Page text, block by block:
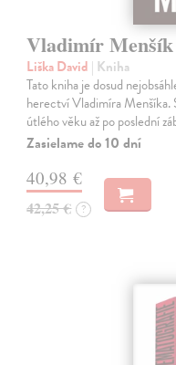
Vladimír
Liška David | Kniha
Tato kniha je dosud
herectví Vladimíra Menšíka.
útlého věku až po poslední
Zasielame do 10 dní
40,98 €
42,25 € ?